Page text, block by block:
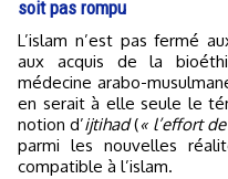
soit pas rompu
L’islam n’est pas fermé aux progrès de la connaissance et
aux acquis de la
médecine arabo-
en serait à elle seule le
notion d’ijtihad(« l’effort
parmi les nouvelles
compatible à l’islam.